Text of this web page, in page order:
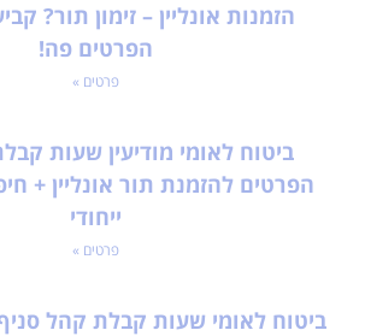
הזמנות אונליין – זימון תור?
הפרטים פה!
פרטים »
ביטוח לאומי מודיעין שעות
הפרטים להזמנת תור אונליין +
ייחודי
פרטים »
ביטוח לאומי שעות קבלת קהל